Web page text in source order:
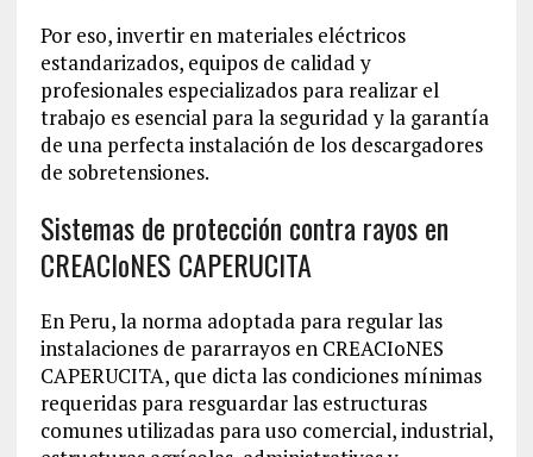
Por eso, invertir en materiales eléctricos
estandarizados, equipos de calidad y
profesionales especializados para realizar el
trabajo es esencial para la seguridad y la garantía
de una perfecta instalación de los descargadores
de sobretensiones.
Sistemas de protección contra rayos en
CREACIoNES CAPERUCITA
En Peru, la norma adoptada para regular las
instalaciones de pararrayos en CREACIoNES
CAPERUCITA, que dicta las condiciones mínimas
requeridas para resguardar las estructuras
comunes utilizadas para uso comercial, industrial,